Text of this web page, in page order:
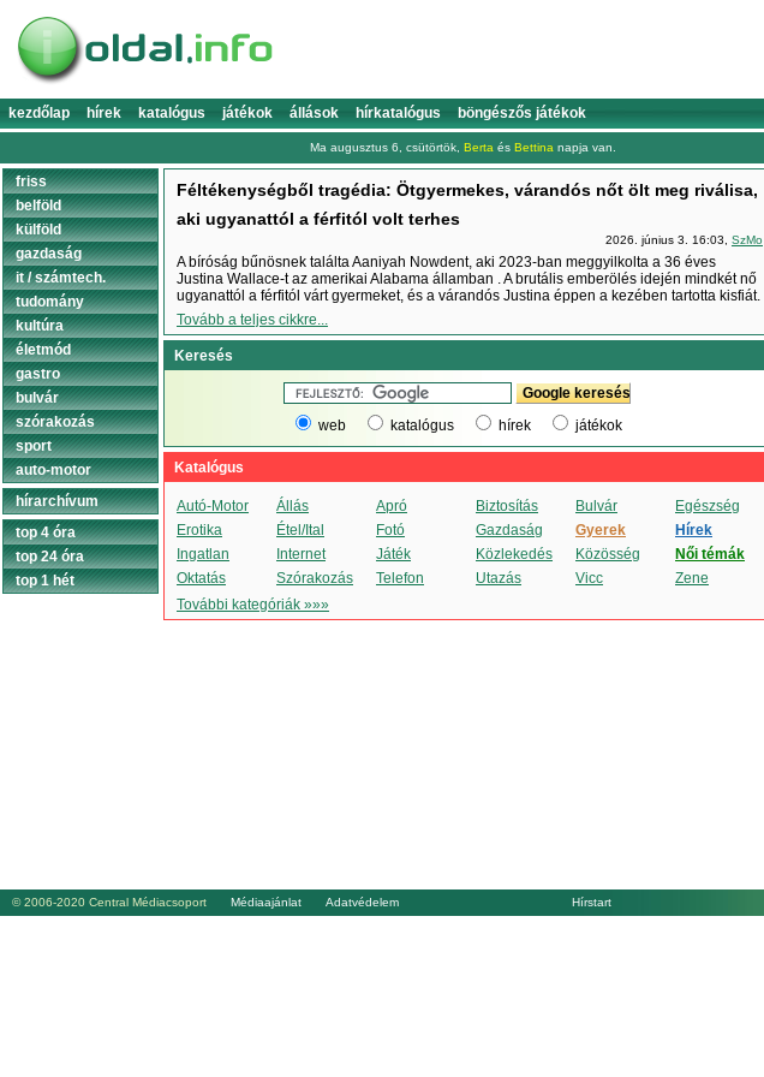
kezdőlap hírek katalógus játékok állások hírkatalógus böngészős játékok
Ma augusztus 6, csütörtök, Berta és Bettina napja van.
Féltékenységből tragédia: Ötgyermekes, várandós nőt ölt meg riválisa,
aki ugyanattól a férfitól volt terhes
2026. június 3. 16:03, SzMo
A bíróság bűnösnek találta Aaniyah Nowdent, aki 2023-ban meggyilkolta a 36 éves
Justina Wallace-t az amerikai Alabama államban . A brutális emberölés idején mindkét nő
ugyanattól a férfitól várt gyermeket, és a várandós Justina éppen a kezében tartotta kisfiát.
Tovább a teljes cikkre...
Keresés
web katalógus hírek játékok
Katalógus
Autó-Motor Állás Apró Biztosítás Bulvár
Egészség
Erotika
Étel/Ital Fotó Gazdaság Gyerek
Hírek
Ingatlan
Internet Játék Közlekedés Közösség
Női témák
Oktatás
Szórakozás Telefon Utazás Vicc
Zene
További kategóriák »»»
friss
belföld
külföld
gazdaság
it / számtech.
tudomány
kultúra
életmód
gastro
bulvár
szórakozás
sport
auto-motor
hírarchívum
top 4 óra
top 24 óra
top 1 hét
© 2006-2020 Central Médiacsoport Médiaajánlat Adatvédelem Hírstart